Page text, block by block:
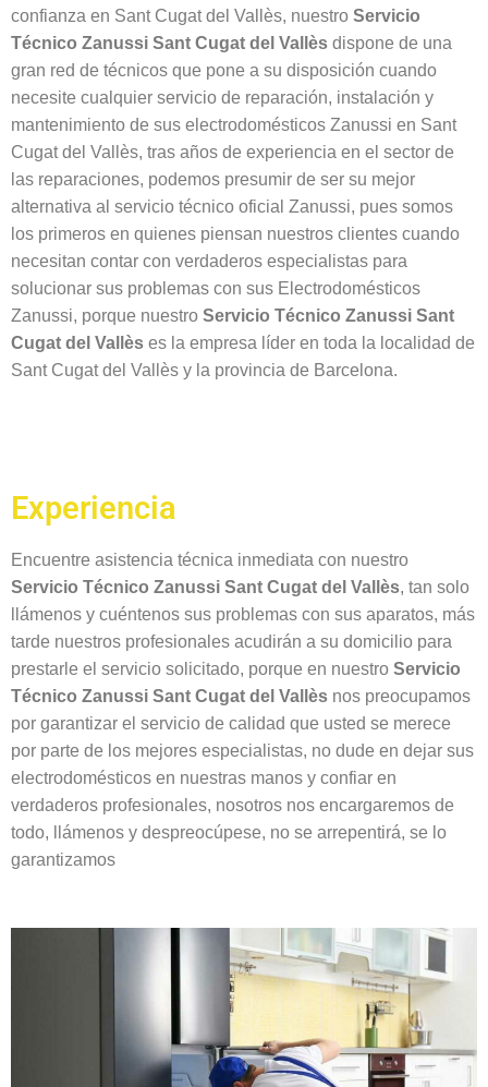
confianza en Sant Cugat del Vallès, nuestro Servicio
Técnico Zanussi Sant Cugat del Vallès dispone de una
gran red de técnicos que pone a su disposición cuando
necesite cualquier servicio de reparación, instalación y
mantenimiento de sus electrodomésticos Zanussi en Sant
Cugat del Vallès, tras años de experiencia en el sector de
las reparaciones, podemos presumir de ser su mejor
alternativa al servicio técnico oficial Zanussi, pues somos
los primeros en quienes piensan nuestros clientes cuando
necesitan contar con verdaderos especialistas para
solucionar sus problemas con sus Electrodomésticos
Zanussi, porque nuestro Servicio Técnico Zanussi Sant
Cugat del Vallès es la empresa líder en toda la localidad de
Sant Cugat del Vallès y la provincia de Barcelona.
Experiencia
Encuentre asistencia técnica inmediata con nuestro
Servicio Técnico Zanussi Sant Cugat del Vallès, tan solo
llámenos y cuéntenos sus problemas con sus aparatos, más
tarde nuestros profesionales acudirán a su domicilio para
prestarle el servicio solicitado, porque en nuestro Servicio
Técnico Zanussi Sant Cugat del Vallès nos preocupamos
por garantizar el servicio de calidad que usted se merece
por parte de los mejores especialistas, no dude en dejar sus
electrodomésticos en nuestras manos y confiar en
verdaderos profesionales, nosotros nos encargaremos de
todo, llámenos y despreocúpese, no se arrepentirá, se lo
garantizamos